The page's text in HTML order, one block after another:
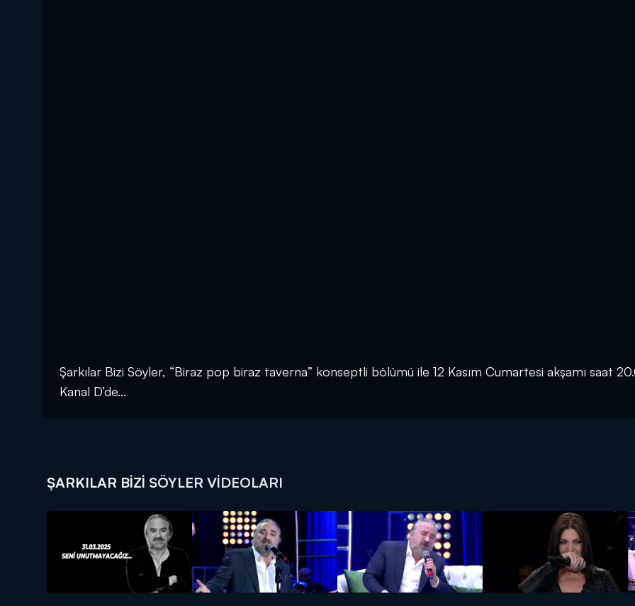
Şarkılar Bizi Söyler, “Biraz pop biraz taverna” konseptli bölümü ile 12 Kasım Cumartesi akşamı saat
Kanal D’de…
ŞARKILAR BIZI SÖYLER VIDEOLARI